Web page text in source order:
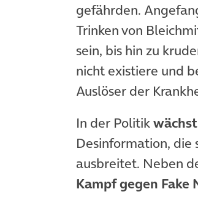
gefährden.
Trinken von
sein, bis hin zu
nicht existiere und
Auslöser der
In der Politik
Desinformation, die
ausbreitet. Neben
Kampf gegen Fake